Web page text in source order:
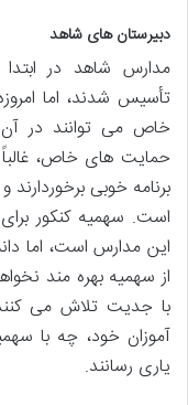
دبیرستان های شاهد
مدارس شاهد در ابتدا
تأسیس شدند، اما
خاص می توانند در
حمایت های خاص،
برنامه خوبی
است. سهمیه کنکور برای
این مدارس است، اما
از سهمیه بهره مند
با جدیت تلاش می
آموزان خود، چه با
یاری رسانند.